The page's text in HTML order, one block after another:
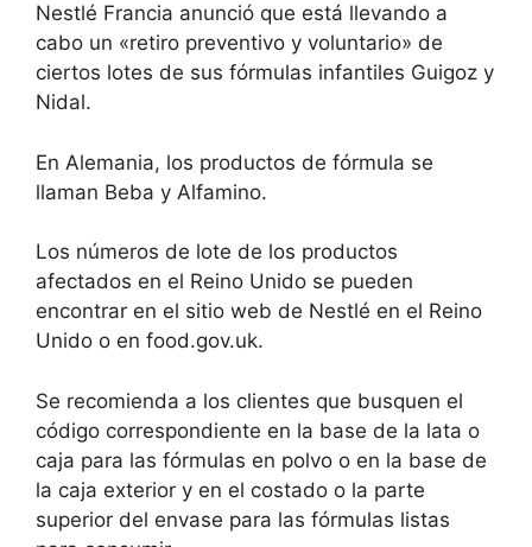
Nestlé Francia anunció que está llevando a
cabo un «retiro preventivo y voluntario» de
ciertos lotes de sus fórmulas infantiles Guigoz y
Nidal.
En Alemania, los productos de fórmula se
llaman Beba y Alfamino.
Los números de lote de los productos
afectados en el Reino Unido se pueden
encontrar en el sitio web de Nestlé en el Reino
Unido o en food.gov.uk.
Se recomienda a los clientes que busquen el
código correspondiente en la base de la lata o
caja para las fórmulas en polvo o en la base de
la caja exterior y en el costado o la parte
superior del envase para las fórmulas listas